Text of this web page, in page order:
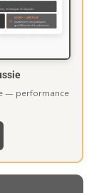
— performance